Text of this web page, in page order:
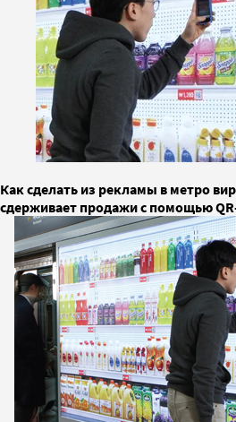
Как сделать из рекламы в метро
сдерживает продажи с помощью